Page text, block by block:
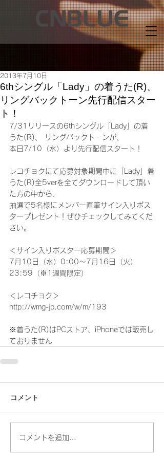
6thシングル「Lady」の着うた(R)、
リングバックトーン先行配信スター
ト！
2013年7月10日
7/31リリースの6thシングル「Lady」の着
うた(R)、 リングバックトーンが、
本日7/10（水）より先行配信スタート！
レコチョクにて応募対象期間中に「Lady」着
うた(R)全5verを全てダウンロードして頂い
た方の中から、
抽選で5名様にメンバー直筆サイン入りポス
タープレゼント！ぜひチェックしてみてくだ
さい。
＜サイン入りポスター応募期間＞
7月10日（水）0:00～7月16日（火）
23:59（※1週間限定）
＜レコチョク＞
http://wmg-jp.com/w/m/193
※着うた(R)はPCストア、iPhoneでは販売し
ておりません
コメント
コメントを追加…